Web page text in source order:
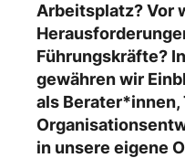
Arbeitsplatz? Vor
Führungskräfte?
gewähren wir
als
in unsere eigene